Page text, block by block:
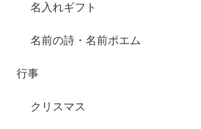
名入れギフト
名前の詩・名前ポエム
行事
クリスマス